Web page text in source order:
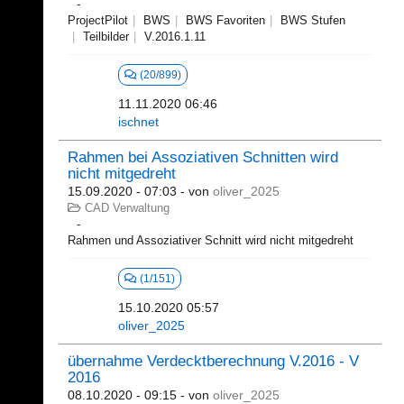
ProjectPilot BWS BWS Favoriten
BWS Stufen
Teilbilder
V.2016.1.11
(20/899)
11.11.2020 06:46
ischnet
Rahmen bei Assoziativen Schnitten wird
nicht mitgedreht
15.09.2020 - 07:03 - von oliver_2025
CAD Verwaltung
Rahmen und Assoziativer Schnitt wird nicht mitgedreht
(1/151)
15.10.2020 05:57
oliver_2025
übernahme Verdecktberechnung V.2016 - V
2016
08.10.2020 - 09:15 - von oliver_2025